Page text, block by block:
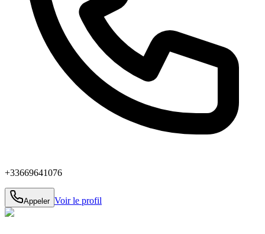
+33669641076
Appeler Voir le profil